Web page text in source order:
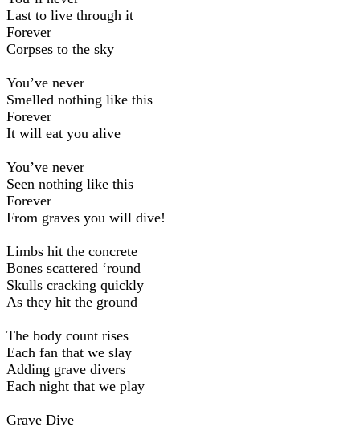
Last to live through it
Forever
Corpses to the sky
You’ve never
Smelled nothing like this
Forever
It will eat you alive
You’ve never
Seen nothing like this
Forever
From graves you will dive!
Limbs hit the concrete
Bones scattered ‘round
Skulls cracking quickly
As they hit the ground
The body count rises
Each fan that we slay
Adding grave divers
Each night that we play
Grave Dive